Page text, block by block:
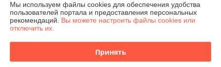
Юридическое лицо:Общество с ограниченной ответственностью
«КулинарБел»
230021 РБ, г. Гродно, ул. Лиможа 54
Регистрационный номер ЕГР: 591046442
Мы используем файлы cookies для обеспечения удобства
пользователей портала и предоставления персональных
рекомендаций. Вы можете настроить файлы cookies или
отключить их.
Принять